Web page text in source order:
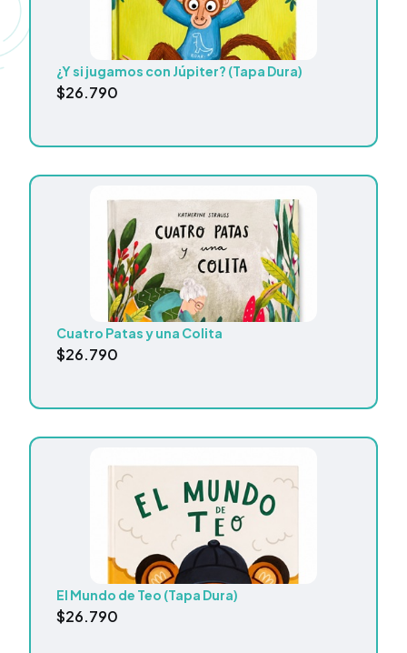
¿Y si jugamos con Júpiter? (Tapa Dura)
$26.790
Cuatro Patas y una Colita
$26.790
El Mundo de Teo (Tapa Dura)
$26.790